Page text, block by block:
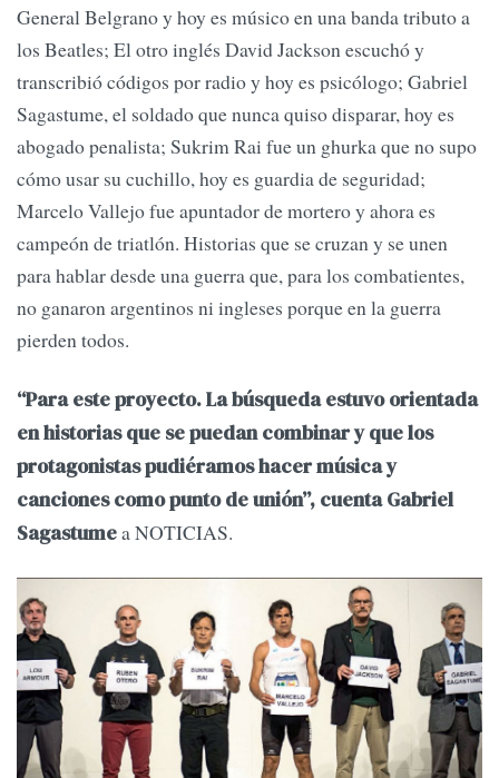
General Belgrano y hoy es músico en una banda tributo a
los Beatles; El otro inglés David Jackson escuchó y
transcribió códigos por radio y hoy es psicólogo; Gabriel
Sagastume, el soldado que nunca quiso disparar, hoy es
abogado penalista; Sukrim Rai fue un ghurka que no supo
cómo usar su cuchillo, hoy es guardia de seguridad;
Marcelo Vallejo fue apuntador de mortero y ahora es
campeón de triatlón. Historias que se cruzan y se unen
para hablar desde una guerra que, para los combatientes,
no ganaron argentinos ni ingleses porque en la guerra
pierden todos.
“Para este proyecto. La búsqueda estuvo orientada
en historias que se puedan combinar y que los
protagonistas pudiéramos hacer música y
canciones como punto de unión”, cuenta Gabriel
Sagastumea NOTICIAS.